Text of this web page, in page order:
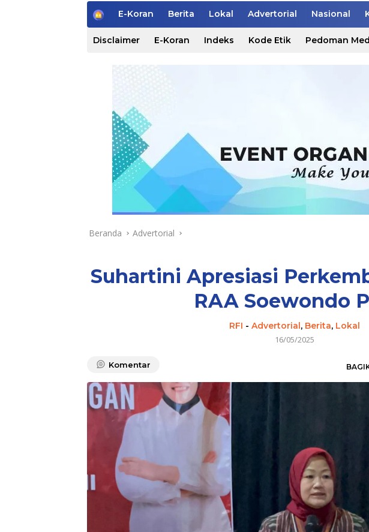
H
e
E-Koran Berita Lokal Advertorial Nasional
Disclaimer E-Koran Indeks Kode Etik Pedoman
Beranda Advertorial
Suhartini Apresiasi
RAA Soewondo
RFI -Advertorial, Berita, Lokal
16/05/2025
Komentar